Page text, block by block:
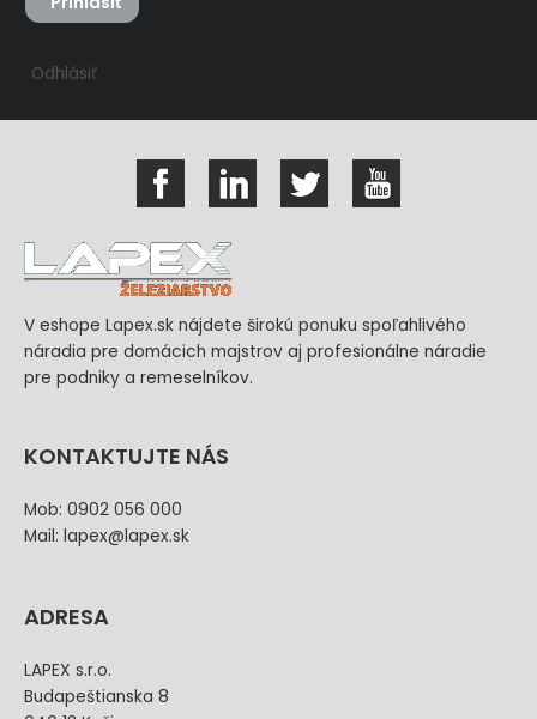
Odhlásiť
V eshope Lapex.sk nájdete širokú ponuku spoľahlivého
náradia pre domácich majstrov aj profesionálne náradie
pre podniky a remeselníkov.
KONTAKTUJTE NÁS
Mob: 0902 056 000
Mail: lapex@lapex.sk
ADRESA
LAPEX s.r.o.
Budapeštianska 8